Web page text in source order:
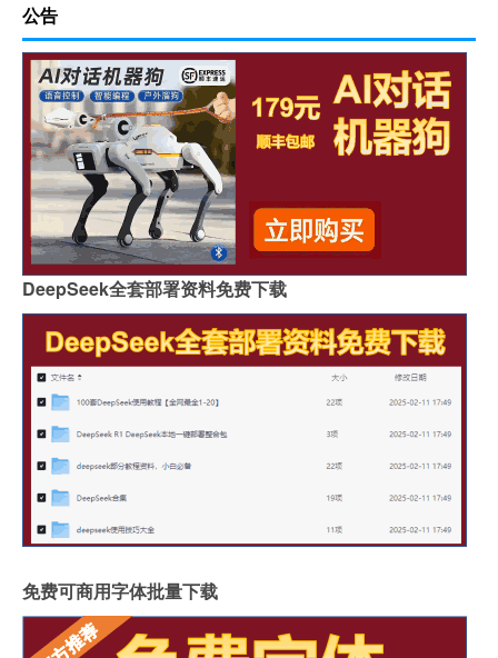
公告
DeepSeek全套部署资料免费下载
免费可商用字体批量下载